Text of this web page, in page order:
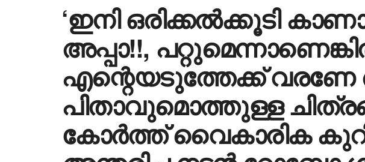
‘ഇനി ഒരിക്കൽക്കൂടി
അപ്പാ!!,
എന്റെയടുത്തേക്ക് വരണേ
പിതാവുമൊത്തുള്ള
കോർത്ത് വൈകാരിക